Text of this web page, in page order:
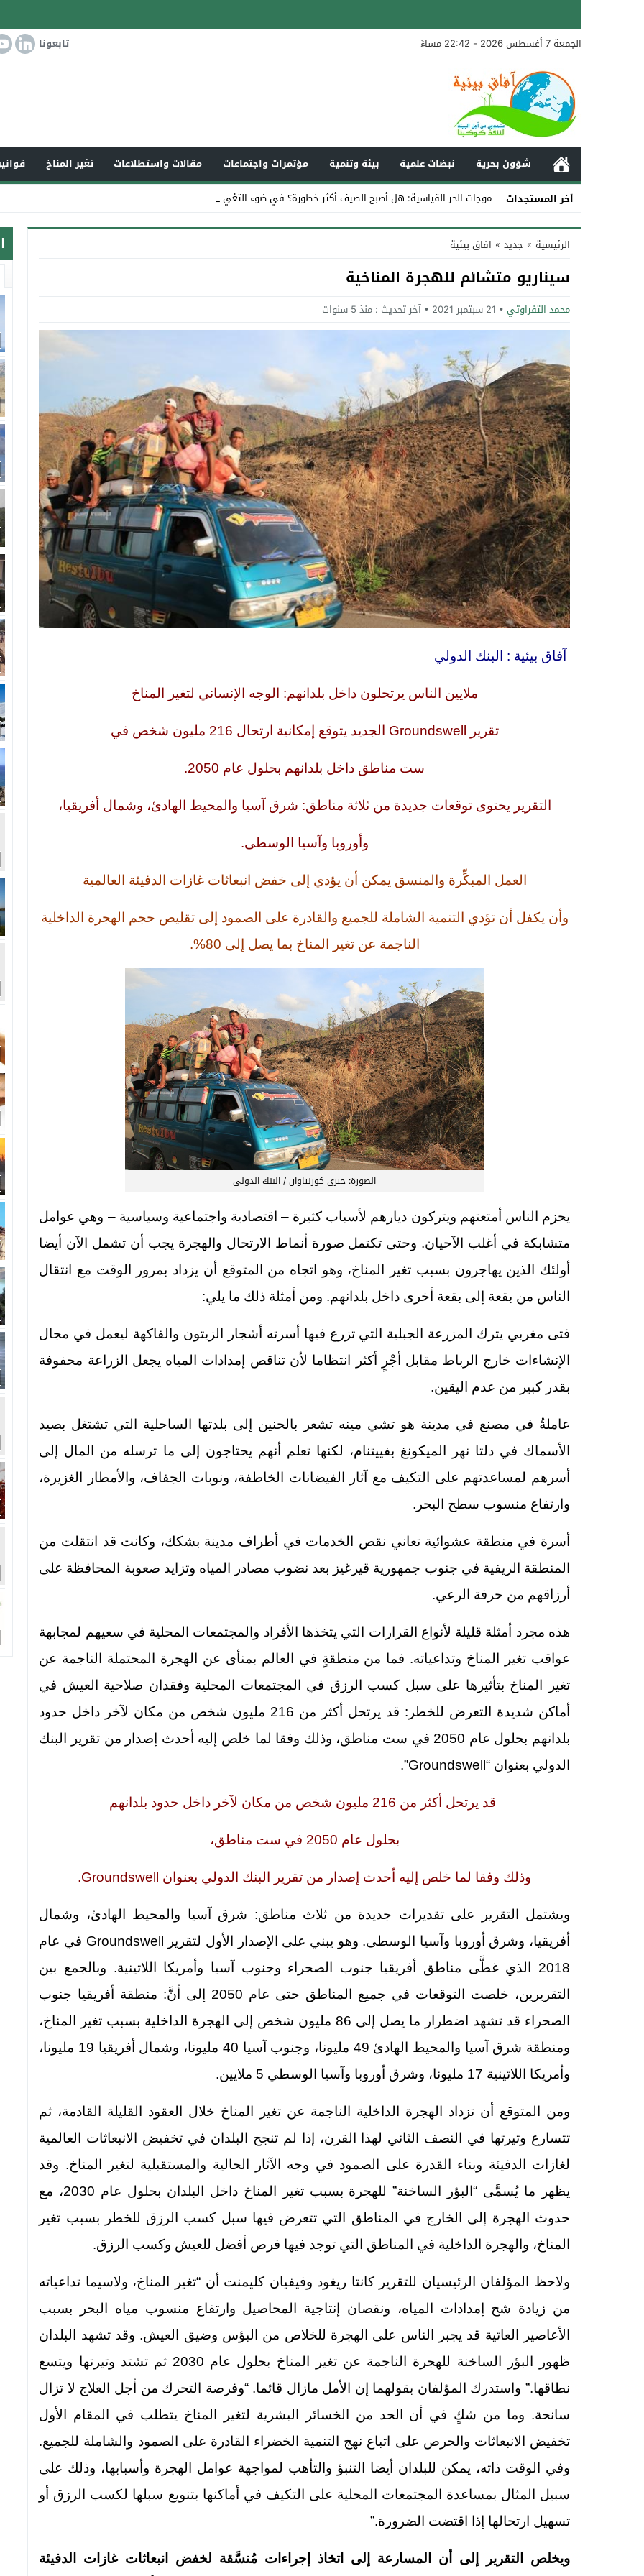
الجمعة 7 أغسطس 2026 - 22:42 مساءً تابعونا
شؤون بحرية نبضات علمية بيئة وتنمية مؤتمرات واجتماعات مقالات واستطلاعات تغير المناخ
أخر المستجدات
موجات الحر القياسية: هل أصبح الصيف أكثر خطورة؟ في ضوء التغير المناخي العال_
Stop
Previous
Next
الرئيسية » جديد » افاق بيئية
سيناريو متشائم للهجرة المناخية
محمد التفراوتي 21 سبتمبر 2021 آخر تحديث : منذ 5 سنوات
آفاق بيئية : البنك الدولي
ملايين الناس يرتحلون داخل بلدانهم: الوجه الإنساني لتغير المناخ
تقرير Groundswell الجديد يتوقع إمكانية ارتحال 216 مليون شخص في
ست مناطق داخل بلدانهم بحلول عام 2050.
التقرير يحتوى توقعات جديدة من ثلاثة مناطق: شرق آسيا والمحيط الهادئ، وشمال أفريقيا،
وأوروبا وآسيا الوسطى.
العمل المبكِّرة والمنسق يمكن أن يؤدي إلى خفض انبعاثات غازات الدفيئة العالمية
وأن يكفل أن تؤدي التنمية الشاملة للجميع والقادرة على الصمود إلى تقليص حجم الهجرة الداخلية
الناجمة عن تغير المناخ بما يصل إلى 80%.
الصورة: جيري كورنياوان / البنك الدولي
يحزم الناس أمتعتهم ويتركون ديارهم لأسباب كثيرة – اقتصادية واجتماعية وسياسية – وهي عوامل
متشابكة في أغلب الآحيان. وحتى تكتمل صورة أنماط الارتحال والهجرة يجب أن تشمل الآن أيضا
أولئك الذين يهاجرون بسبب تغير المناخ، وهو اتجاه من المتوقع أن يزداد بمرور الوقت مع انتقال
الناس من بقعة إلى بقعة أخرى داخل بلدانهم. ومن أمثلة ذلك ما يلي:
فتى مغربي يترك المزرعة الجبلية التي تزرع فيها أسرته أشجار الزيتون والفاكهة ليعمل في مجال
الإنشاءات خارج الرباط مقابل أجْرٍ أكثر انتظاما لأن تناقص إمدادات المياه يجعل الزراعة محفوفة
بقدر كبير من عدم اليقين.
عاملةٌ في مصنع في مدينة هو تشي مينه تشعر بالحنين إلى بلدتها الساحلية التي تشتغل بصيد
الأسماك في دلتا نهر الميكونغ بفييتنام، لكنها تعلم أنهم يحتاجون إلى ما ترسله من المال إلى
أسرهم لمساعدتهم على التكيف مع آثار الفيضانات الخاطفة، ونوبات الجفاف، والأمطار الغزيرة،
وارتفاع منسوب سطح البحر.
أسرة في منطقة عشوائية تعاني نقص الخدمات في أطراف مدينة بشكك، وكانت قد انتقلت من
المنطقة الريفية في جنوب جمهورية قيرغيز بعد نضوب مصادر المياه وتزايد صعوبة المحافظة على
أرزاقهم من حرفة الرعي.
هذه مجرد أمثلة قليلة لأنواع القرارات التي يتخذها الأفراد والمجتمعات المحلية في سعيهم لمجابهة
عواقب تغير المناخ وتداعياته. فما من منطقةٍ في العالم بمنأى عن الهجرة المحتملة الناجمة عن
تغير المناخ بتأثيرها على سبل كسب الرزق في المجتمعات المحلية وفقدان صلاحية العيش في
أماكن شديدة التعرض للخطر: قد يرتحل أكثر من 216 مليون شخص من مكان لآخر داخل حدود
بلدانهم بحلول عام 2050 في ست مناطق، وذلك وفقا لما خلص إليه أحدث إصدار من تقرير البنك
الدولي بعنوان “Groundswell”.
قد يرتحل أكثر من 216 مليون شخص من مكان لآخر داخل حدود بلدانهم
بحلول عام 2050 في ست مناطق،
وذلك وفقا لما خلص إليه أحدث إصدار من تقرير البنك الدولي بعنوان Groundswell.
ويشتمل التقرير على تقديرات جديدة من ثلاث مناطق: شرق آسيا والمحيط الهادئ، وشمال
أفريقيا، وشرق أوروبا وآسيا الوسطى. وهو يبني على الإصدار الأول لتقرير Groundswell في عام
2018 الذي غطَّى مناطق أفريقيا جنوب الصحراء وجنوب آسيا وأمريكا اللاتينية. وبالجمع بين
التقريرين، خلصت التوقعات في جميع المناطق حتى عام 2050 إلى أنَّ: منطقة أفريقيا جنوب
الصحراء قد تشهد اضطرار ما يصل إلى 86 مليون شخص إلى الهجرة الداخلية بسبب تغير المناخ،
ومنطقة شرق آسيا والمحيط الهادئ 49 مليونا، وجنوب آسيا 40 مليونا، وشمال أفريقيا 19 مليونا،
وأمريكا اللاتينية 17 مليونا، وشرق أوروبا وآسيا الوسطي 5 ملايين.
ومن المتوقع أن تزداد الهجرة الداخلية الناجمة عن تغير المناخ خلال العقود القليلة القادمة، ثم
تتسارع وتيرتها في النصف الثاني لهذا القرن، إذا لم تنجح البلدان في تخفيض الانبعاثات العالمية
لغازات الدفيئة وبناء القدرة على الصمود في وجه الآثار الحالية والمستقبلية لتغير المناخ. وقد
يظهر ما يُسمَّى “البؤر الساخنة” للهجرة بسبب تغير المناخ داخل البلدان بحلول عام 2030، مع
حدوث الهجرة إلى الخارج في المناطق التي تتعرض فيها سبل كسب الرزق للخطر بسبب تغير
المناخ، والهجرة الداخلية في المناطق التي توجد فيها فرص أفضل للعيش وكسب الرزق.
ولاحظ المؤلفان الرئيسيان للتقرير كانتا ريغود وفيفيان كليمنت أن “تغير المناخ، ولاسيما تداعياته
من زيادة شح إمدادات المياه، ونقصان إنتاجية المحاصيل وارتفاع منسوب مياه البحر بسبب
الأعاصير العاتية قد يجبر الناس على الهجرة للخلاص من البؤس وضيق العيش. وقد تشهد البلدان
ظهور البؤر الساخنة للهجرة الناجمة عن تغير المناخ بحلول عام 2030 ثم تشتد وتيرتها ويتسع
نطاقها.” واستدرك المؤلفان بقولهما إن الأمل مازال قائما. “وفرصة التحرك من أجل العلاج لا تزال
سانحة. وما من شكٍ في أن الحد من الخسائر البشرية لتغير المناخ يتطلب في المقام الأول
تخفيض الانبعاثات والحرص على اتباع نهج التنمية الخضراء القادرة على الصمود والشاملة للجميع.
وفي الوقت ذاته، يمكن للبلدان أيضا التنبؤ والتأهب لمواجهة عوامل الهجرة وأسبابها، وذلك على
سبيل المثال بمساعدة المجتمعات المحلية على التكيف في أماكنها بتنويع سبلها لكسب الرزق أو
تسهيل ارتحالها إذا اقتضت الضرورة.”
ويخلص التقرير إلى أن المسارعة إلى اتخاذ إجراءات مُنسَّقة لخفض انبعاثات غازات الدفيئة